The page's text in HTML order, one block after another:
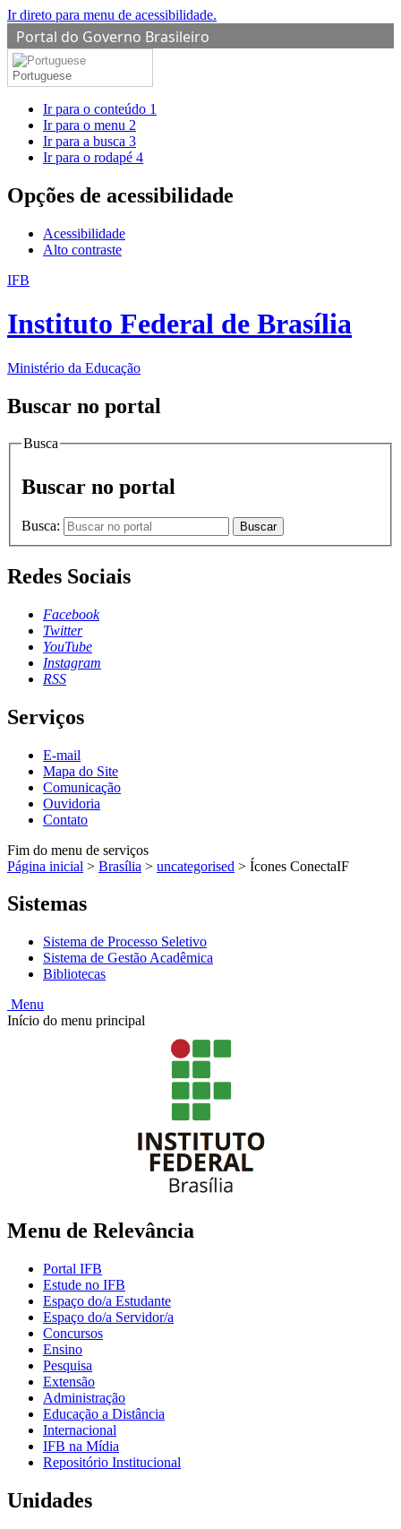
Ir direto para menu de acessibilidade.
Portal do Governo Brasileiro
Portuguese
Ir para o conteúdo 1
Ir para o menu 2
Ir para a busca 3
Ir para o rodapé 4
Opções de acessibilidade
Acessibilidade
Alto contraste
IFB
Instituto Federal de Brasília
Ministério da Educação
Buscar no portal
Busca
Buscar no portal
Busca: Buscar
Redes Sociais
Facebook
Twitter
YouTube
Instagram
RSS
Serviços
E-mail
Mapa do Site
Comunicação
Ouvidoria
Contato
Fim do menu de serviços
Página inicial > Brasília > uncategorised > Ícones ConectaIF
Sistemas
Sistema de Processo Seletivo
Sistema de Gestão Acadêmica
Bibliotecas
Menu
Início do menu principal
Menu de Relevância
Portal IFB
Estude no IFB
Espaço do/a Estudante
Espaço do/a Servidor/a
Concursos
Ensino
Pesquisa
Extensão
Administração
Educação a Distância
Internacional
IFB na Mídia
Repositório Institucional
Unidades